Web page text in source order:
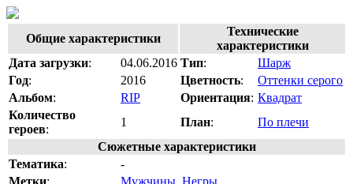
Общие характеристики
Технические
характеристики
Дата загрузки: 04.06.2016 Тип:
Шарж
Год: 2016 Цветность:
Оттенки серого
Альбом: RIP Ориентация: Квадрат
Количество
героев:
1 План:
По плечи
Сюжетные характеристики
Тематика:
-
Метки: Мужчины, Негры